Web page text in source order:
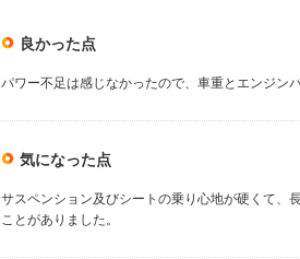
良かった点
パワー不足は感じなかったので、車重とエンジン
気になった点
サスペンション及びシートの乗り心地が硬くて、
ことがありました。